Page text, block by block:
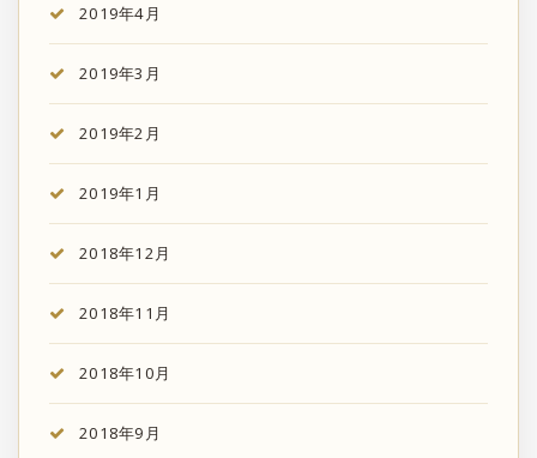
2019年4月
2019年3月
2019年2月
2019年1月
2018年12月
2018年11月
2018年10月
2018年9月